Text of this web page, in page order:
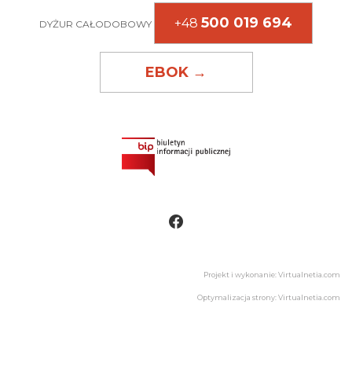
DYŻUR CAŁODOBOWY +48 500 019 694
EBOK →
Projekt i wykonanie: Virtualnetia.com
Optymalizacja strony: Virtualnetia.com